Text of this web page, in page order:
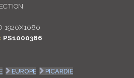
1920X1080
PS1000366
EUROPE
PICARDIE